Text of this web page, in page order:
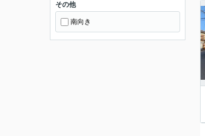
その他
南向き